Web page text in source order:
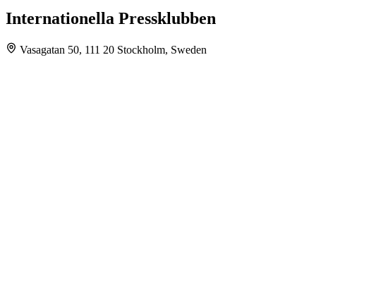
Internationella Pressklubben
Vasagatan 50, 111 20 Stockholm, Sweden